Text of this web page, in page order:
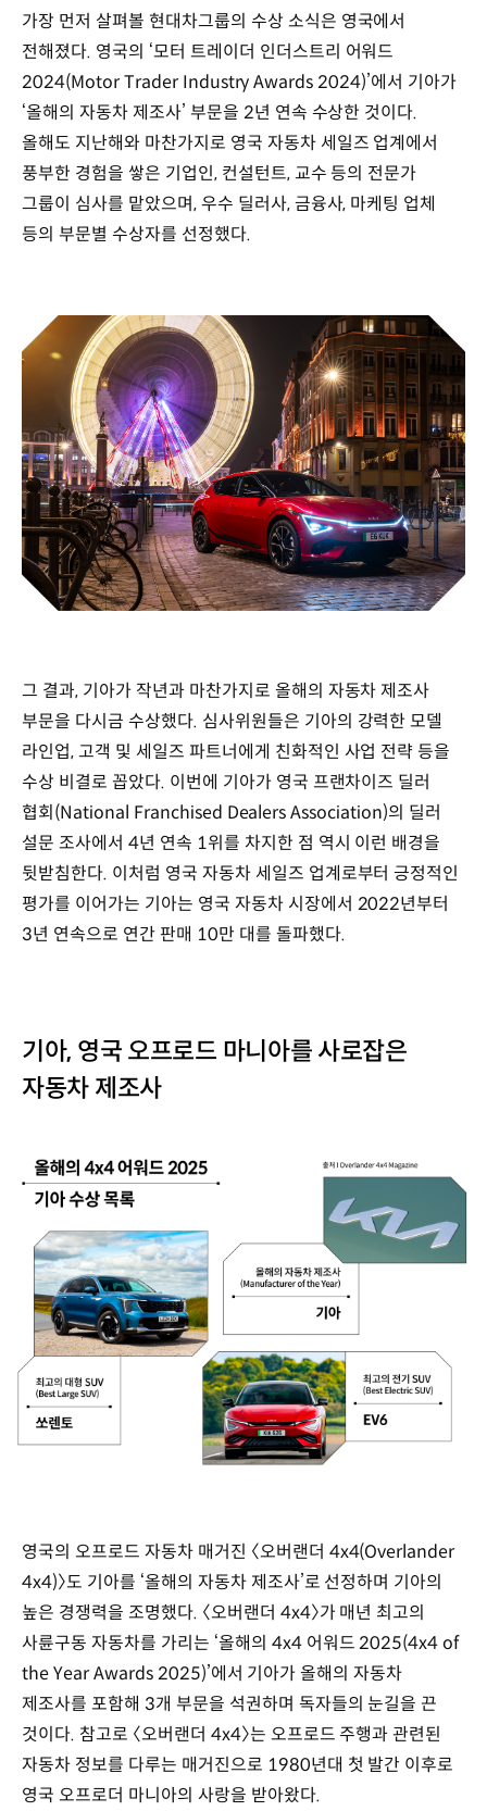
가장 먼저 살펴볼 현대차그룹의 수상 소식은 영국에서
전해졌다. 영국의 ‘모터 트레이더 인더스트리 어워드
2024(Motor Trader Industry Awards 2024)’에서 기아가
‘올해의 자동차 제조사’ 부문을 2년 연속 수상한 것이다.
올해도 지난해와 마찬가지로 영국 자동차 세일즈 업계에서
풍부한 경험을 쌓은 기업인, 컨설턴트, 교수 등의 전문가
그룹이 심사를 맡았으며, 우수 딜러사, 금융사, 마케팅 업체
등의 부문별 수상자를 선정했다.
그 결과, 기아가 작년과 마찬가지로 올해의 자동차 제조사
부문을 다시금 수상했다. 심사위원들은 기아의 강력한 모델
라인업, 고객 및 세일즈 파트너에게 친화적인 사업 전략 등을
수상 비결로 꼽았다. 이번에 기아가 영국 프랜차이즈 딜러
협회(National Franchised Dealers Association)의 딜러
설문 조사에서 4년 연속 1위를 차지한 점 역시 이런 배경을
뒷받침한다. 이처럼 영국 자동차 세일즈 업계로부터 긍정적인
평가를 이어가는 기아는 영국 자동차 시장에서 2022년부터
3년 연속으로 연간 판매 10만 대를 돌파했다.
기아, 영국 오프로드 마니아를 사로잡은
자동차 제조사
영국의 오프로드 자동차 매거진 〈오버랜더 4x4(Overlander
4x4)〉도 기아를 ‘올해의 자동차 제조사’로 선정하며 기아의
높은 경쟁력을 조명했다. 〈오버랜더 4x4〉가 매년 최고의
사륜구동 자동차를 가리는 ‘올해의 4x4 어워드 2025(4x4 of
the Year Awards 2025)’에서 기아가 올해의 자동차
제조사를 포함해 3개 부문을 석권하며 독자들의 눈길을 끈
것이다. 참고로 〈오버랜더 4x4〉는 오프로드 주행과 관련된
자동차 정보를 다루는 매거진으로 1980년대 첫 발간 이후로
영국 오프로더 마니아의 사랑을 받아왔다.